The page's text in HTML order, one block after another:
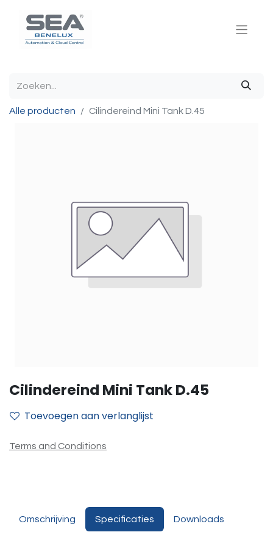
Alle producten Cilindereind Mini Tank D.45
Cilindereind Mini Tank D.45
Toevoegen aan verlanglijst
Terms and Conditions
Omschrijving Specificaties Downloads